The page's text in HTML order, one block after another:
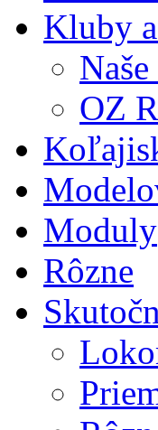
Kluby
OZ
Moduly
Rôzne